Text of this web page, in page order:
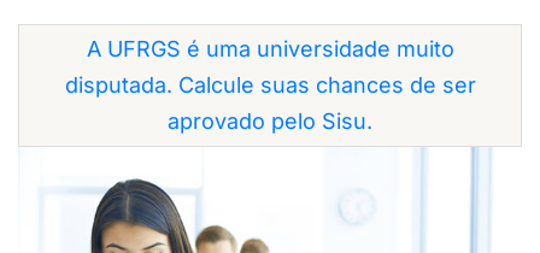
A UFRGS é uma universidade muito
disputada. Calcule suas chances de ser
aprovado pelo Sisu.